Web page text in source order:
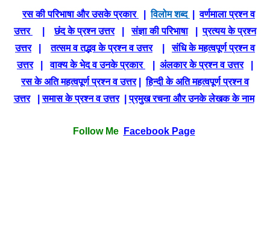
रस की परिभाषा और उसके प्रकार |विलोम शब्द |वर्णमाला प्रश्न व
उत्तर
|छंद के प्रश्न उत्तर|संज्ञा की परिभाषा|प्रत्यय के प्रश्न
उत्तर|तत्सम व तद्भव के प्रश्न व उत्तर|संधि के महत्वपूर्ण प्रश्न व
उत्तर|वाक्य के भेद व उनके प्रकार अंलकार के प्रश्न व उत्तर|
रस के अति महत्वपूर्ण प्रश्न व उत्तर|हिन्दी के अति महत्वपूर्ण प्रश्न व
उत्तर|समास के प्रश्न व उत्तर|प्रमुख रचना और उनके लेखक के नाम
Follow Me Facebook Page